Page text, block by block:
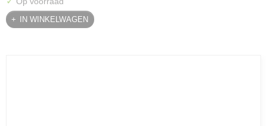
IN WINKELWAGEN